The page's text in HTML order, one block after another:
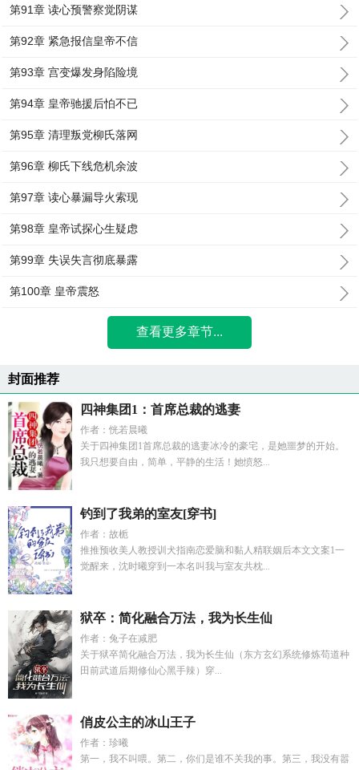
第91章 读心预警察觉阴谋
第92章 紧急报信皇帝不信
第93章 宫变爆发身陷险境
第94章 皇帝驰援后怕不已
第95章 清理叛党柳氏落网
第96章 柳氏下线危机余波
第97章 读心暴漏导火索现
第98章 皇帝试探心生疑虑
第99章 失误失言彻底暴露
第100章 皇帝震怒
查看更多章节...
封面推荐
四神集团1：首席总裁的逃妻
作者：恍若晨曦
关于四神集团1首席总裁的逃妻冰冷的豪宅，是她噩梦的开始。
我只想要自由，简单，平静的生活！她愤怒...
钓到了我弟的室友[穿书]
作者：故栀
推推预收美人教授训犬指南恋爱脑和黏人精联姻后本文文案1一
觉醒来，沈时曦穿到一本名叫我与室友共枕...
狱卒：简化融合万法，我为长生仙
作者：兔子在减肥
关于狱卒简化融合万法，我为长生仙（东方玄幻系统修炼苟道种
田前武道后期修仙心黑手辣）穿...
俏皮公主的冰山王子
作者：珍曦
第一，我不叫喂。第二，你们是谁不关我的事。第三，我没有嚣